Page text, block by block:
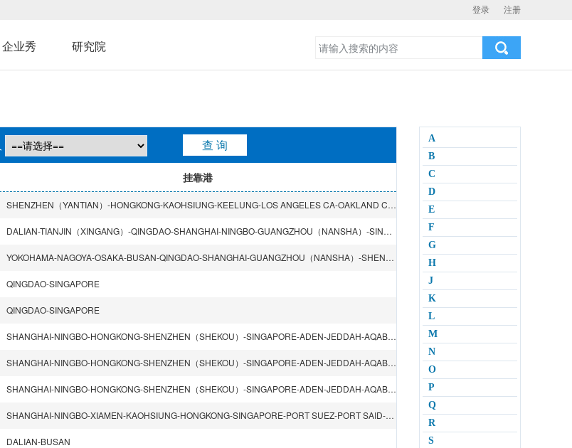
登录 注册
企业秀 研究院
挂靠港
SHENZHEN（YANTIAN）-HONGKONG-KAOHSIUNG-KEELUNG-LOS ANGELES CA-OAKLAND CA-KEELUNG-KAOHSIUNG
DALIAN-TIANJIN（XINGANG）-QINGDAO-SHANGHAI-NINGBO-GUANGZHOU（NANSHA）-SINGAPORE-PORT SUEZ-ROTTERDAM-FELIXSTOWE-HAMBURG-ANTWERP-PORT SUEZ-SINGAPORE-GUANGZHOU（NANSHA）
YOKOHAMA-NAGOYA-OSAKA-BUSAN-QINGDAO-SHANGHAI-GUANGZHOU（NANSHA）-SHENZHEN（SHEKOU）-NINGBO-HONGKONG-MELBOURNE-SYDNEY-BRISBANE
QINGDAO-SINGAPORE
QINGDAO-SINGAPORE
SHANGHAI-NINGBO-HONGKONG-SHENZHEN（SHEKOU）-SINGAPORE-ADEN-JEDDAH-AQABA-SOKHNA-ADEN-SINGAPORE-LAEM CHABANG-SHENZHEN（SHEKOU）
SHANGHAI-NINGBO-HONGKONG-SHENZHEN（SHEKOU）-SINGAPORE-ADEN-JEDDAH-AQABA-SOKHNA-ADEN-SINGAPORE-LAEM CHABANG-SHENZHEN（SHEKOU）
SHANGHAI-NINGBO-HONGKONG-SHENZHEN（SHEKOU）-SINGAPORE-ADEN-JEDDAH-AQABA-SOKHNA-ADEN-SINGAPORE-LAEM CHABANG-SHENZHEN（SHEKOU）
SHANGHAI-NINGBO-XIAMEN-KAOHSIUNG-HONGKONG-SINGAPORE-PORT SUEZ-PORT SAID-ASHDOD-GENOA-LIVORNO-FOS-PORT SAID-PORT SUEZ-SINGAPORE-HONGKONG
DALIAN-BUSAN
A
B
C
D
E
F
G
H
J
K
L
M
N
O
P
Q
R
S